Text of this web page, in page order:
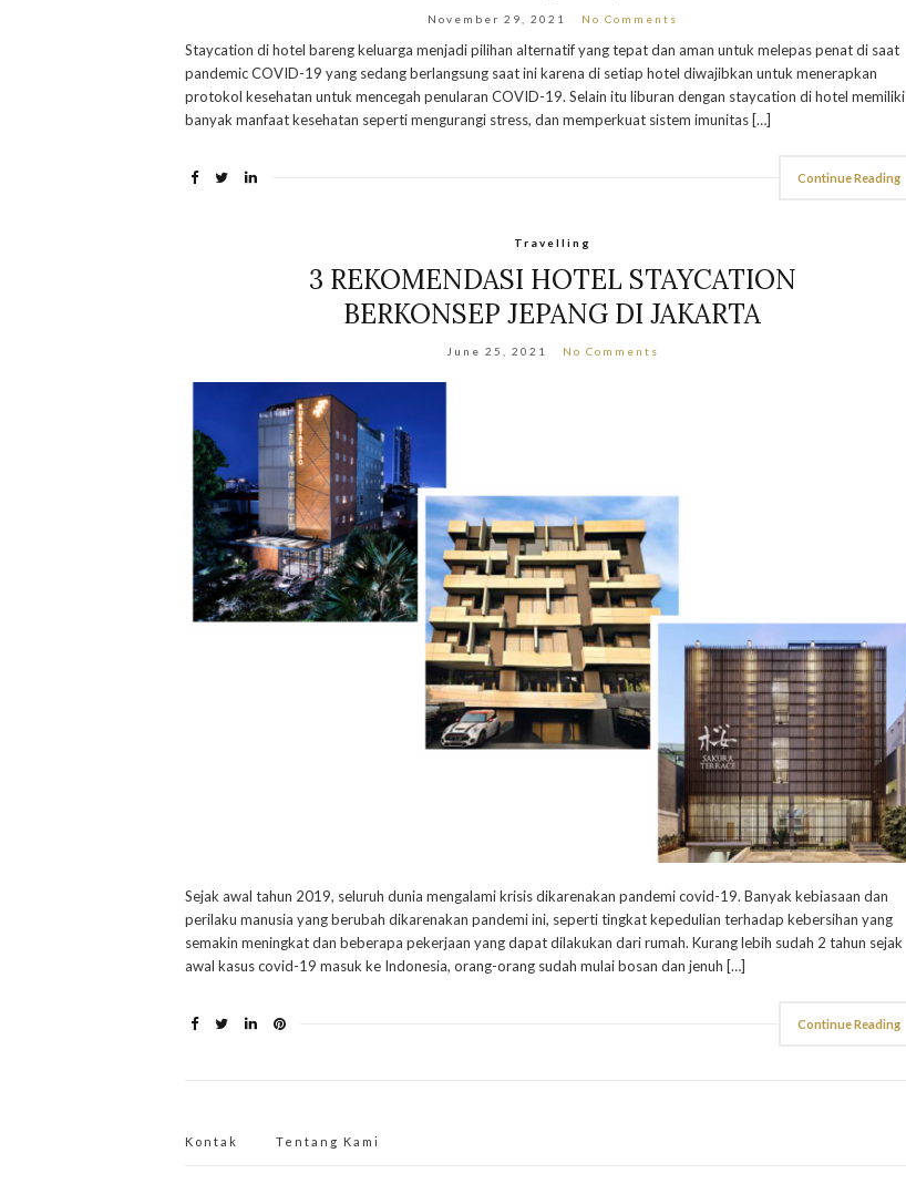
November 29, 2021 No Comments
Staycation di hotel bareng keluarga menjadi pilihan alternatif yang tepat dan aman untuk melepas penat di saat
pandemic COVID-19 yang sedang berlangsung saat ini karena di setiap hotel diwajibkan untuk menerapkan
protokol kesehatan untuk mencegah penularan COVID-19. Selain itu liburan dengan staycation di hotel memiliki
banyak manfaat kesehatan seperti mengurangi stress, dan memperkuat sistem imunitas […]
Continue Reading
Travelling
3 REKOMENDASI HOTEL STAYCATION
BERKONSEP JEPANG DI JAKARTA
June 25, 2021 No Comments
Sejak awal tahun 2019, seluruh dunia mengalami krisis dikarenakan pandemi covid-19. Banyak kebiasaan dan
perilaku manusia yang berubah dikarenakan pandemi ini, seperti tingkat kepedulian terhadap kebersihan yang
semakin meningkat dan beberapa pekerjaan yang dapat dilakukan dari rumah. Kurang lebih sudah 2 tahun sejak
awal kasus covid-19 masuk ke Indonesia, orang-orang sudah mulai bosan dan jenuh […]
Continue Reading
Kontak Tentang Kami